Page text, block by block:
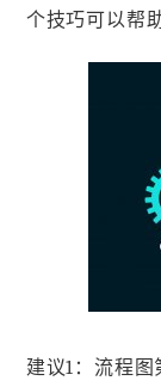
个技巧可以帮
建议1：流程